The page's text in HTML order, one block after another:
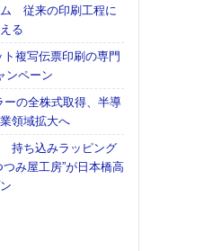
従来の印刷工程に
る
複写伝票印刷の専門
ンペーン
ーの全株式取得、半導
領域拡大へ
持ち込みラッピング
み屋工房”が日本橋高